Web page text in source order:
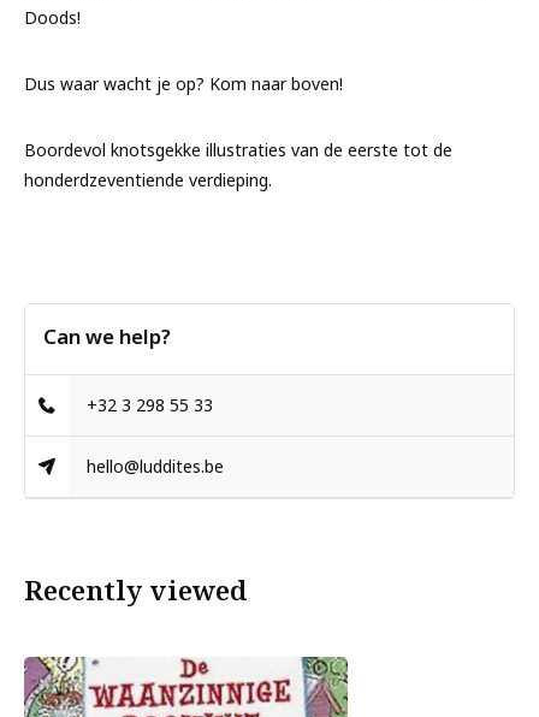
Doods!
Dus waar wacht je op? Kom naar boven!
Boordevol knotsgekke illustraties van de eerste tot de
honderdzeventiende verdieping.
Can we help?
+32 3 298 55 33
hello@luddites.be
Recently viewed